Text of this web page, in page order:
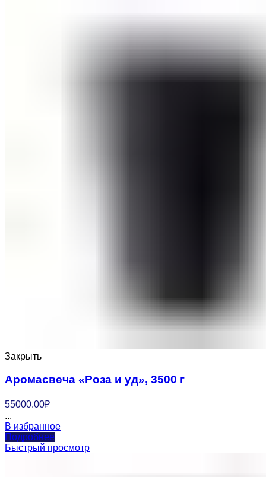
Закрыть
Аромасвеча «Роза и уд», 3500 г
55000.00₽
...
В избранное
Подробнее
Быстрый просмотр